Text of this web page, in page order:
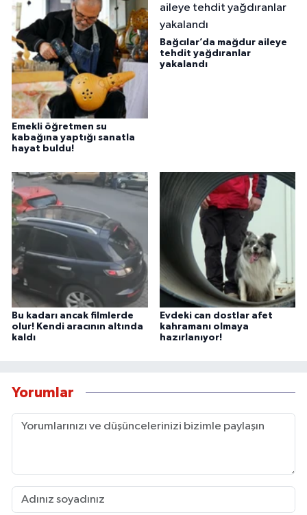
Emekli öğretmen su
kabağına yaptığı sanatla
hayat buldu!
Bağcılar’da mağdur aileye
tehdit yağdıranlar
yakalandı
Bu kadarı ancak filmlerde
olur! Kendi aracının altında
kaldı
Evdeki can dostlar afet
kahramanı olmaya
hazırlanıyor!
Yorumlar